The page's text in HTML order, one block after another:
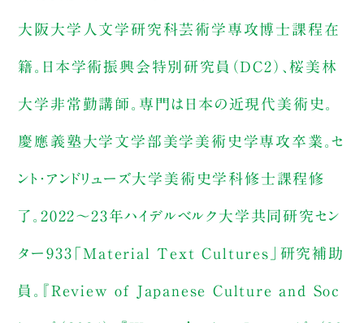
大阪大学人文学研究科芸術学専攻博士課程在
籍。日本学術振興会特別研究員（DC2）、桜美林
大学非常勤講師。専門は日本の近現代美術史。
慶應義塾大学文学部美学美術史学専攻卒業。セ
ント・アンドリューズ大学美術史学科修士課程修
了。2022〜23年ハイデルベルク大学共同研究セン
ター933「Material Text Cultures」研究補助
員。『Review of Japanese Culture and Soc